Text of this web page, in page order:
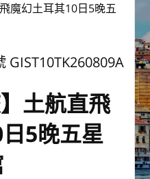
魔幻土耳其10日5晚五
GIST10TK260809A
土航直飛
5晚五星